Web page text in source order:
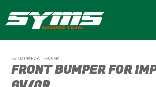
WRX S4 VBH WRX
for IMPREZA - GV/GR
FRONT BUMPER FOR